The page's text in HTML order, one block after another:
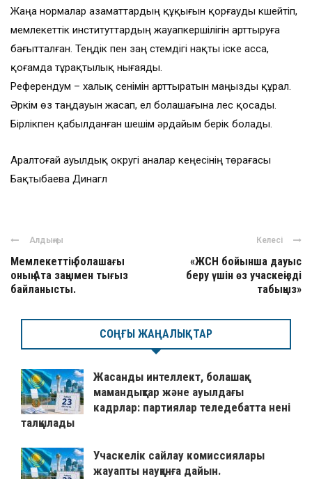
Жаңа нормалар азаматтардың құқығын қорғауды күшейтіп,
мемлекеттік институттардың жауапкершілігін арттыруға
бағытталған. Теңдік пен заң үстемдігі нақты іске асса,
қоғамда тұрақтылық нығаяды.
Референдум – халық сенімін арттыратын маңызды құрал.
Әркім өз таңдауын жасап, ел болашағына үлес қосады.
Бірлікпен қабылданған шешім әрдайым берік болады.
Аралтоғай ауылдық округі аналар кеңесінің төрағасы
Бақтыбаева Динагүл
Алдыңғы
Мемлекеттің болашағы
оның Ата заңымен тығыз
байланысты.
Келесі
«ЖСН бойынша дауыс
беру үшін өз учаскеңізді
табыңыз»
СОҢҒЫ ЖАҢАЛЫҚТАР
Жасанды интеллект, болашақ
мамандықтар және ауылдағы
кадрлар: партиялар теледебатта нені
талқылады
Учаскелік сайлау комиссиялары
жауапты науқанға дайын.